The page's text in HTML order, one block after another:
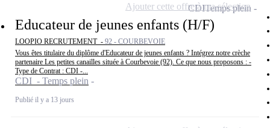
Educateur de jeunes enfants (H/F)
LOOPIO RECRUTEMENT - 92 - COURBEVOIE
Vous êtes titulaire du diplôme d'Educateur de jeunes enfants ? Intégrez notre crèche
partenaire Les petites canailles située à Courbevoie (92). Ce que nous proposons : -
Type de Contrat : CDI -...
CDI - Temps plein
Publié il y a 13 jours
CDITemps plein
Ajouter cette offre à ma sélection